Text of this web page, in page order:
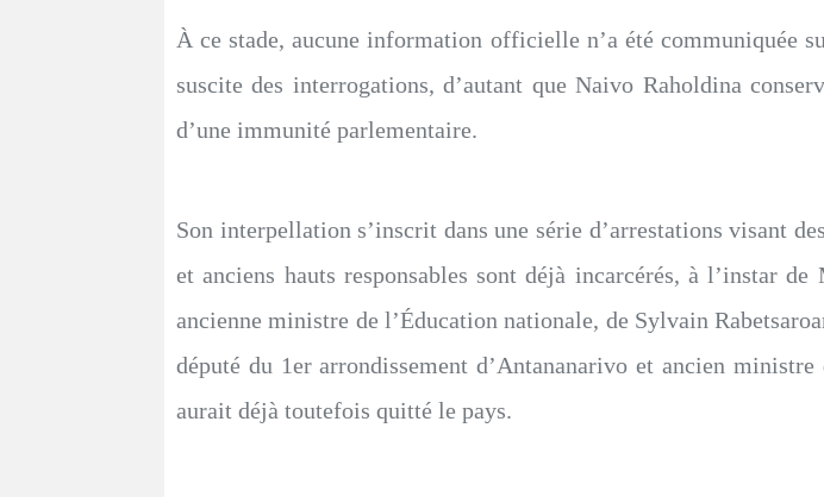
À ce stade, aucune information officielle n’a été communiquée
suscite des interrogations, d’autant que Naivo Raholdina
d’une immunité parlementaire.
Son interpellation s’inscrit dans une série d’arrestations visant
et anciens hauts responsables sont déjà incarcérés, à l’instar
ancienne ministre de l’Éducation nationale, de Sylvain
député du 1er arrondissement d’Antananarivo et ancien
aurait déjà toutefois quitté le pays.